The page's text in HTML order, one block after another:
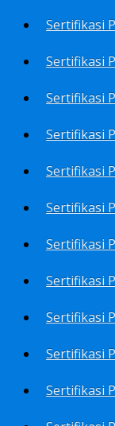
Sertifikasi
Sertifikasi
Sertifikasi
Sertifikasi
Sertifikasi